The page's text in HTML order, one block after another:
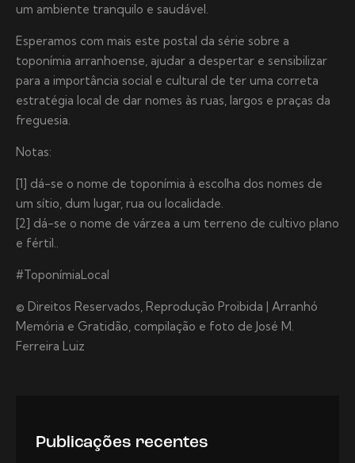
um ambiente tranquilo e saudável.
Esperamos com mais este postal da série sobre a
toponímia arranhoense, ajudar a despertar e sensibilizar
para a importância social e cultural de ter uma correta
estratégia local de dar nomes às ruas, largos e praças da
freguesia.
Notas:
[1] dá-se o nome de toponímia à escolha dos nomes de
um sítio, dum lugar, rua ou localidade.
[2] dá-se o nome de várzea a um terreno de cultivo plano
e fértil..
#ToponímiaLocal
© Direitos Reservados, Reprodução Proibida | Arranhó
Memória e Gratidão, compilação e foto de José M.
Ferreira Luiz
Publicações recentes